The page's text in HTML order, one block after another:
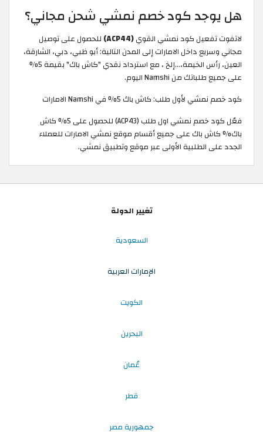
هل يوجد كود خصم نمشي شحن مجاني؟
لاتفوت تفعيل كود نمشي القوي(ACP44)
للحصول على توصيل
مجاني وسريع داخل الامارات إلى المدن التالية: أبو ظبي، دبي، الشارقة،
العين، رأس الخيمة،…إلخ ، مع استرداد نقدي "كاش باك" بقيمة 5%
على جميع طلباتك من Namshi اليوم.
كود خصم نمشي لأول طلب: كاش باك 5% في Namshi الامارات
فعّل كود خصم نمشي اول طلب (ACP43) للحصول على 5% كاش
باك% كاش باك على جميع أقسام موقع نمشي الامارات للعملاء
الجدد على الطلبية الأولى عبر موقع وتطبيق نمشي.
تغيير الدولة
السعودية
الإمارات العربية
الكويت
البحرين
عُمان
قطر
جمهورية مصر